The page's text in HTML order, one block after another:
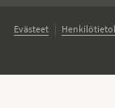
Evästeet